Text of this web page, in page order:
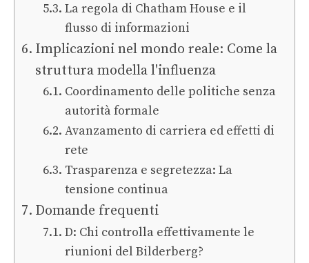
La regola di Chatham House e il
flusso di informazioni
Implicazioni nel mondo reale: Come la
struttura modella l'influenza
Coordinamento delle politiche senza
autorità formale
Avanzamento di carriera ed effetti di
rete
Trasparenza e segretezza: La
tensione continua
Domande frequenti
D: Chi controlla effettivamente le
riunioni del Bilderberg?